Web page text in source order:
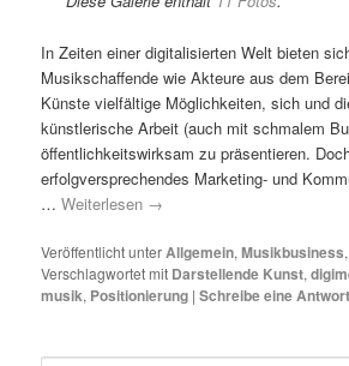
In Zeiten einer digitalisierten Welt bieten
Musikschaffende wie Akteure aus dem
Künste vielfältige Möglichkeiten, sich und
künstlerische Arbeit (auch mit schmalem
öffentlichkeitswirksam zu präsentieren.
erfolgversprechendes Marketing- und
…Weiterlesen →
Veröffentlicht unterAllgemein,Musikbusiness
Verschlagwortet mit Darstellende Kunst,
musik, Positionierung |Schreibe eine Antwort